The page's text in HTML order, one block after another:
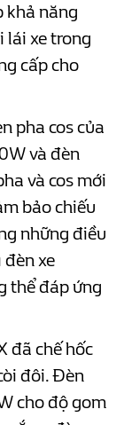
khả năng
lái xe trong
cấp cho
pha cos của
và đèn
và cos mới
bảo chiếu
những điều
xe
thể đáp ứng
đã chế hốc
đôi. Đèn
cho độ gom